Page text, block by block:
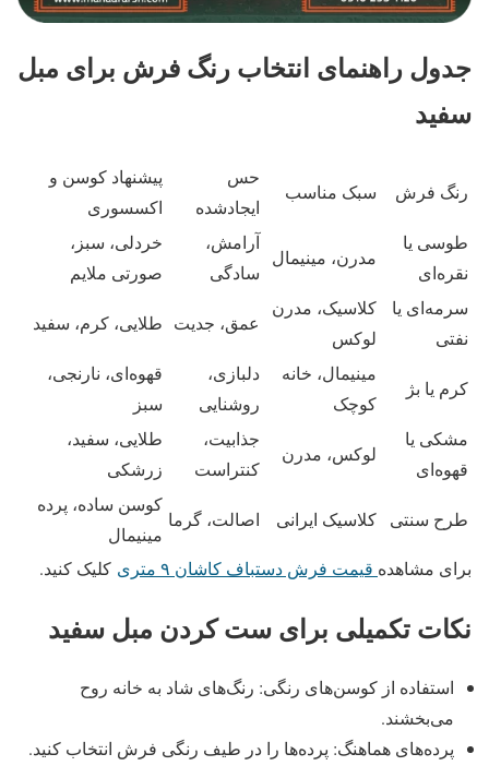
جدول راهنمای انتخاب رنگ فرش برای مبل
سفید
رنگ فرش سبک مناسب
حس
ایجادشده
پیشنهاد کوسن و
اکسسوری
طوسی یا
نقره‌ای
مدرن، مینیمال
آرامش،
سادگی
خردلی، سبز،
صورتی ملایم
سرمه‌ای یا
نفتی
کلاسیک، مدرن
لوکس
عمق، جدیت طلایی، کرم، سفید
کرم یا بژ
مینیمال، خانه
کوچک
دلبازی،
روشنایی
قهوه‌ای، نارنجی،
سبز
مشکی یا
قهوه‌ای
لوکس، مدرن
جذابیت،
کنتراست
طلایی، سفید،
زرشکی
طرح سنتی کلاسیک ایرانی اصالت، گرما
کوسن ساده، پرده
مینیمال
برای مشاهده قیمت فرش دستباف کاشان ۹ متری کلیک کنید.
نکات تکمیلی برای ست کردن مبل سفید
استفاده از کوسن‌های رنگی: رنگ‌های شاد به خانه روح
می‌بخشند.
پرده‌های هماهنگ: پرده‌ها را در طیف رنگی فرش انتخاب کنید.